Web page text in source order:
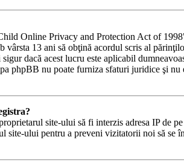
Online Privacy and Protection Act of
vârsta 13 ani să obţină acordul scris al
dacă acest lucru este aplicabil
phpBB nu poate furniza sfaturi juridice şi
site-ului să fi interzis adresa IP de
site-ului pentru a preveni vizitatorii noi să se